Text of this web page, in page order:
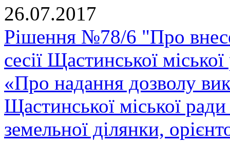
26.07.2017
Рішення №78/6 "Про
сесії Щастинської
«Про надання дозволу
Щастинської міської
земельної ділянки,